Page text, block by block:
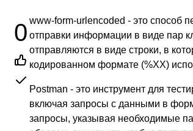
0 www-form-urlencoded - это способ
отправки информации в виде пар
отправляются в виде строки, в
кодированном формате (%XX)
Postman - это инструмент для
включая запросы с данными в
запросы, указывая необходимые